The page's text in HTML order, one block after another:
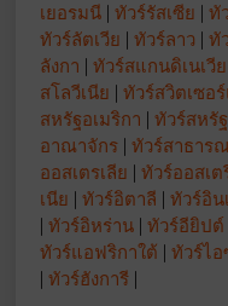
เยอรมนี |ทัวร์รัสเซีย |ทั
ทัวร์ลัตเวีย |ทัวร์ลาว |ทั
ลังกา |ทัวร์สแกนดิเนเวีย
สโลวีเนีย |ทัวร์สวิตเซอ
สหรัฐอเมริกา |ทัวร์สหรั
อาณาจักร |ทัวร์สาธาร
ออสเตรเลีย |ทัวร์ออสเต
เนีย |ทัวร์อิตาลี |ทัวร์อิน
|ทัวร์อิหร่าน |ทัวร์อียิปต์
ทัวร์แอฟริกาใต้ |ทัวร์ไ
|ทัวร์ฮังการี |